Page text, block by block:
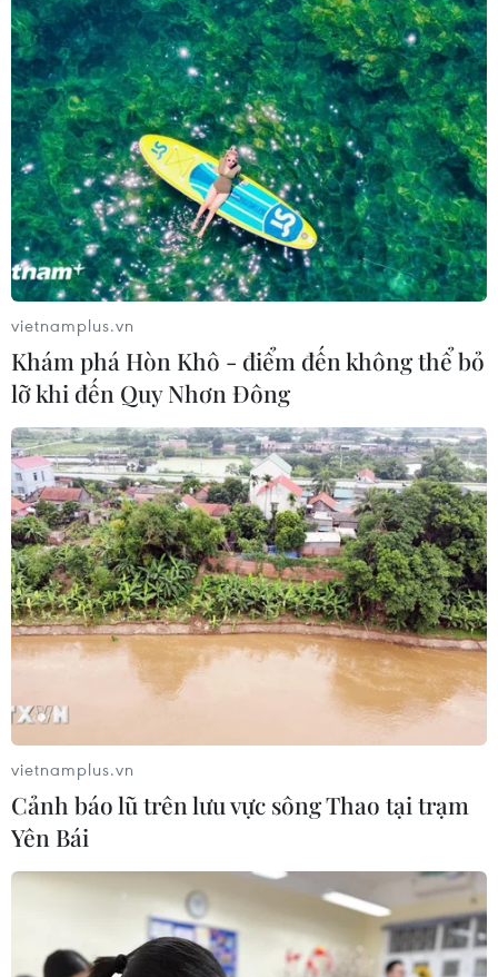
vietnamplus.vn
Khám phá Hòn Khô - điểm đến không thể bỏ
lỡ khi đến Quy Nhơn Đông
vietnamplus.vn
Cảnh báo lũ trên lưu vực sông Thao tại trạm
Yên Bái